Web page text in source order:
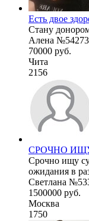
Есть двое
Стану
Алена №54273
70000 руб.
Чита
2156
СРОЧНО
Срочно ищу
ожидания в
Светлана
1500000 руб.
Москва
1750